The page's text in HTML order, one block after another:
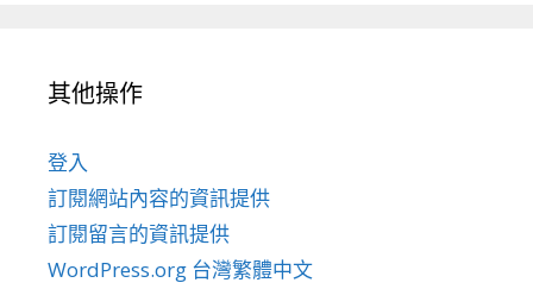
其他操作
登入
訂閱網站內容的資訊提供
訂閱留言的資訊提供
WordPress.org 台灣繁體中文